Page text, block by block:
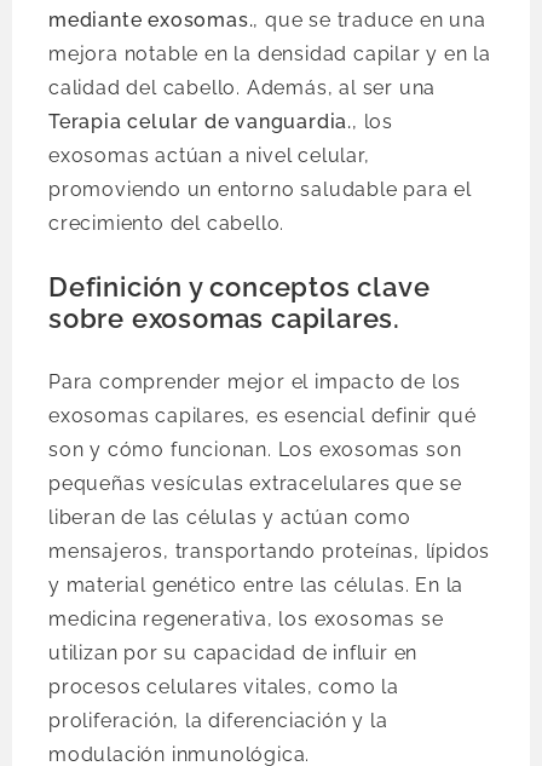
mediante exosomas., que se traduce en una
mejora notable en la densidad capilar y en la
calidad del cabello. Además, al ser una
Terapia celular de vanguardia., los
exosomas actúan a nivel celular,
promoviendo un entorno saludable para el
crecimiento del cabello.
Definición y conceptos clave
sobre exosomas capilares.
Para comprender mejor el impacto de los
exosomas capilares, es esencial definir qué
son y cómo funcionan. Los exosomas son
pequeñas vesículas extracelulares que se
liberan de las células y actúan como
mensajeros, transportando proteínas, lípidos
y material genético entre las células. En la
medicina regenerativa, los exosomas se
utilizan por su capacidad de influir en
procesos celulares vitales, como la
proliferación, la diferenciación y la
modulación inmunológica.